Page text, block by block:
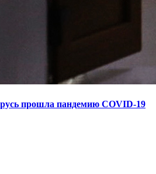
прошла пандемию COVID-19